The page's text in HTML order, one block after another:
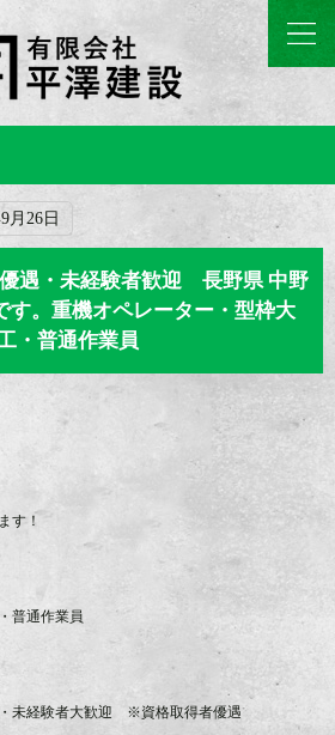
月26日
遇・未経験者歓迎 長野県 中野
す。重機オペレーター・型枠大
・普通作業員
す！
普通作業員
未経験者大歓迎 ※資格取得者優遇